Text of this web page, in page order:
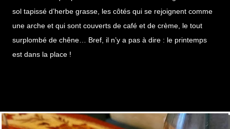
sol tapissé d’herbe grasse, les côtés qui se rejoignent comme
une arche et qui sont couverts de café et de crème, le tout
surplombé de chêne… Bref, il n’y a pas à dire : le printemps
est dans la place !